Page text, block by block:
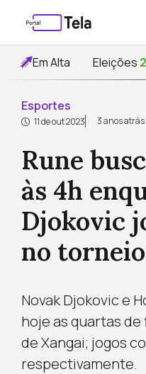
Em Alta Eleições
Esportes
11 de out 2023 3 anos atrás
Rune
às 4h
Djokovic
no
Novak Djokovic e
hoje as quartas
de Xangai; jogos
respectivamente.